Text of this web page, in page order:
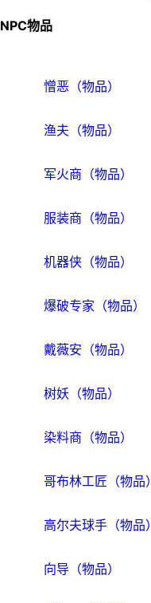
NPC物品
憎恶（物品）
渔夫（物品）
军火商（物品）
服装商（物品）
机器侠（物品）
爆破专家（物品）
戴薇安（物品）
树妖（物品）
染料商（物品）
哥布林工匠（物品）
高尔夫球手（物品）
向导（物品）